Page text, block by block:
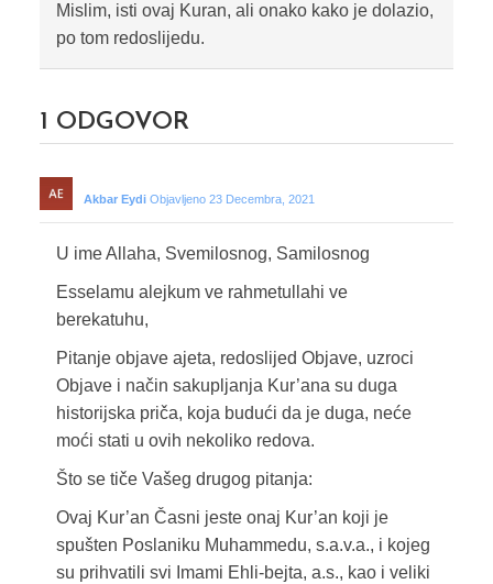
Mislim, isti ovaj Kuran, ali onako kako je dolazio,
po tom redoslijedu.
1 ODGOVOR
Akbar Eydi Objavljeno 23 Decembra, 2021
U ime Allaha, Svemilosnog, Samilosnog
Esselamu alejkum ve rahmetullahi ve
berekatuhu,
Pitanje objave ajeta, redoslijed Objave, uzroci
Objave i način sakupljanja Kur’ana su duga
historijska priča, koja budući da je duga, neće
moći stati u ovih nekoliko redova.
Što se tiče Vašeg drugog pitanja:
Ovaj Kur’an Časni jeste onaj Kur’an koji je
spušten Poslaniku Muhammedu, s.a.v.a., i kojeg
su prihvatili svi Imami Ehli-bejta, a.s., kao i veliki